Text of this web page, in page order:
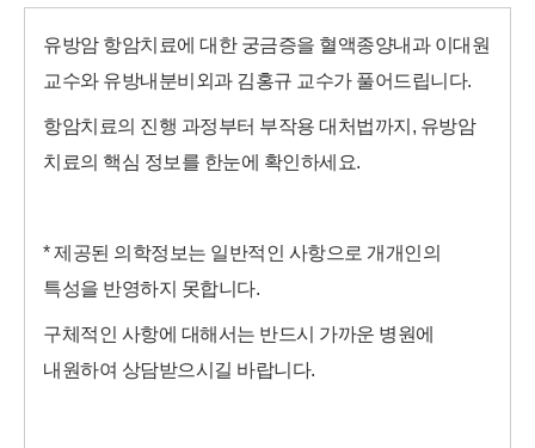
유방암 항암치료에 대한 궁금증을 혈액종양내과 이대원
교수와 유방내분비외과 김홍규 교수가 풀어드립니다.
항암치료의 진행 과정부터 부작용 대처법까지, 유방암
치료의 핵심 정보를 한눈에 확인하세요.
* 제공된 의학정보는 일반적인 사항으로 개개인의
특성을 반영하지 못합니다.
구체적인 사항에 대해서는 반드시 가까운 병원에
내원하여 상담받으시길 바랍니다.